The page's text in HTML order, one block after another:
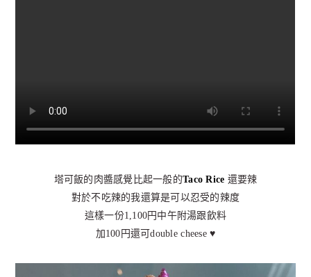
塔可飯的肉醬感覺比起一般的Taco Rice 還要辣
對於不吃辣的我還算是可以忍受的辣度
這樣一份1,100円中午附湯跟飲料
加100円還可double cheese ♥